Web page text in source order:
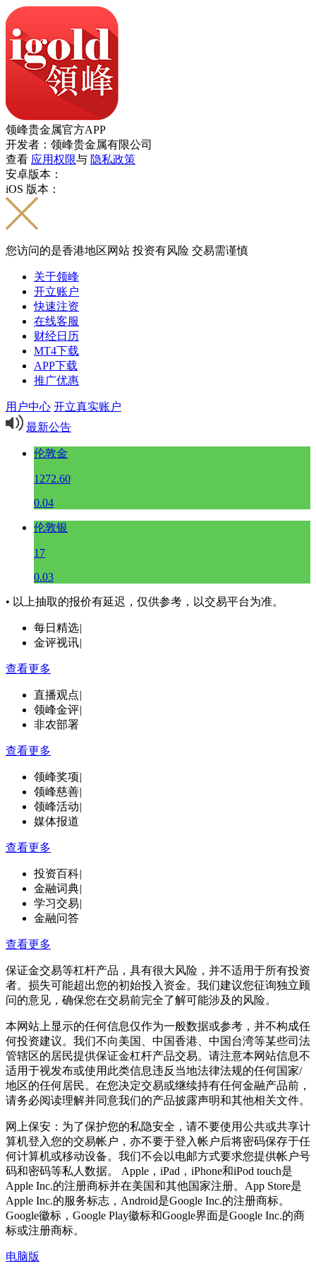
领峰贵金属官方APP
开发者：领峰贵金属有限公司
查看 应用权限与 隐私政策
安卓版本：
iOS 版本：
您访问的是香港地区网站 投资有风险 交易需谨慎
关于领峰
开立账户
快速注资
在线客服
财经日历
MT4下载
APP下载
推广优惠
用户中心 开立真实账户
最新公告
伦敦金
1272.60
0.04
伦敦银
17
0.03
• 以上抽取的报价有延迟，仅供参考，以交易平台为准。
每日精选|
金评视讯|
查看更多
直播观点|
领峰金评|
非农部署
查看更多
领峰奖项|
领峰慈善|
领峰活动|
媒体报道
查看更多
投资百科|
金融词典|
学习交易|
金融问答
查看更多
保证金交易等杠杆产品，具有很大风险，并不适用于所有投资
者。损失可能超出您的初始投入资金。我们建议您征询独立顾
问的意见，确保您在交易前完全了解可能涉及的风险。
本网站上显示的任何信息仅作为一般数据或参考，并不构成任
何投资建议。我们不向美国、中国香港、中国台湾等某些司法
管辖区的居民提供保证金杠杆产品交易。请注意本网站信息不
适用于视发布或使用此类信息违反当地法律法规的任何国家/
地区的任何居民。在您决定交易或继续持有任何金融产品前，
请务必阅读理解并同意我们的产品披露声明和其他相关文件。
网上保安：为了保护您的私隐安全，请不要使用公共或共享计
算机登入您的交易帐户，亦不要于登入帐户后将密码保存于任
何计算机或移动设备。我们不会以电邮方式要求您提供帐户号
码和密码等私人数据。 Apple，iPad，iPhone和iPod touch是
Apple Inc.的注册商标并在美国和其他国家注册。App Store是
Apple Inc.的服务标志，Android是Google Inc.的注册商标。
Google徽标，Google Play徽标和Google界面是Google Inc.的商
标或注册商标。
电脑版